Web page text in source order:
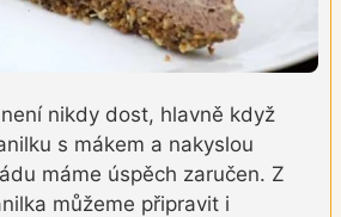
nikdy dost, hlavně když
s mákem a nakyslou
máme úspěch zaručen. Z
můžeme připravit i